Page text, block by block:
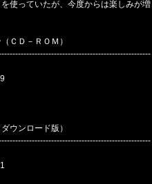
使っていたが、今度からは楽しみが増
（ＣＤ－ＲＯＭ）
ウンロード版）